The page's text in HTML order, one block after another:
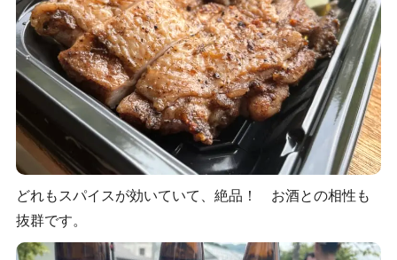
どれもスパイスが効いていて、絶品！ お酒との相性も
抜群です。